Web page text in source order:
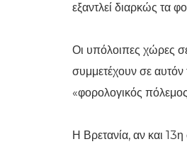
εξαντλεί διαρκώς τα
Οι υπόλοιπες χώρες
συμμετέχουν σε
«φορολογικός
Η Βρετανία, αν και